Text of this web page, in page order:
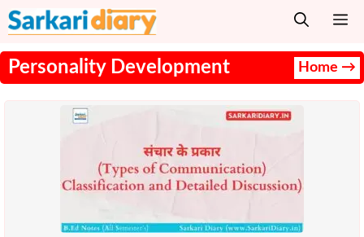
Skip
to
content
Personality Development Home →